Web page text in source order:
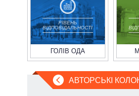
РІВЕНЬ
ВІДПОВІДАЛЬНОСТІ
ГОЛІВ ОДА
АВТОРСЬКІ